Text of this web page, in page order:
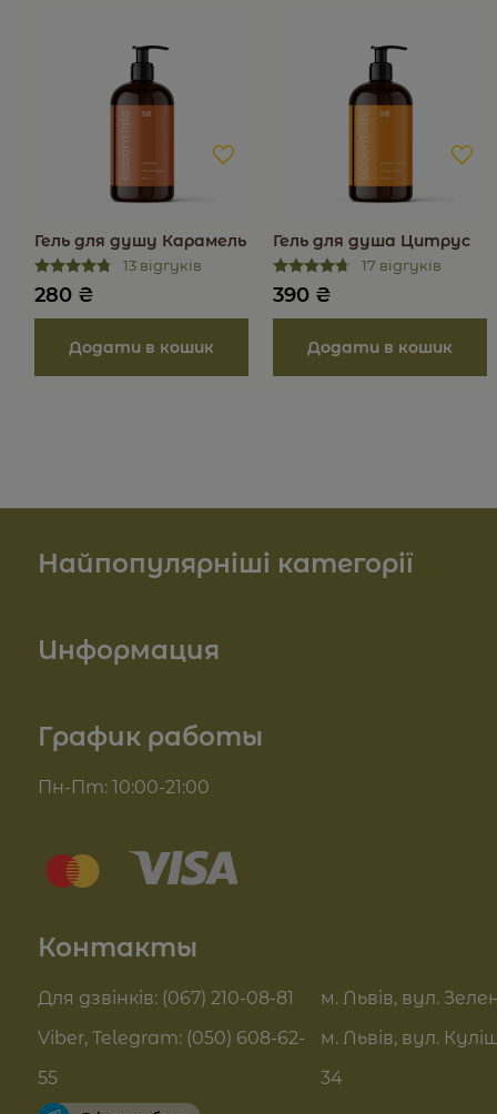
Гель для душу Карамель
13 відгуків
280 ₴
Гель для душа Цитрус
17 відгуків
390 ₴
График работы
Пн-Пт: 10:00-21:00
Найпопулярніші категорії
Для волос
Комплекси для обличчя
Актуальні знижки
Pro Age догляд
Информация
Отзывы
Договор оферты
Контакты
Для дзвінків: (067) 210-08-81
Viber, Telegram: (050) 608-62-
55
м. Львів, вул.
м. Львів, вул.
34